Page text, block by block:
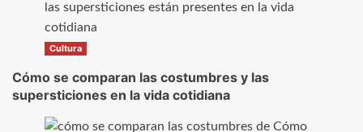
Cultura
Cómo se comparan las costumbres y las
supersticiones en la vida cotidiana